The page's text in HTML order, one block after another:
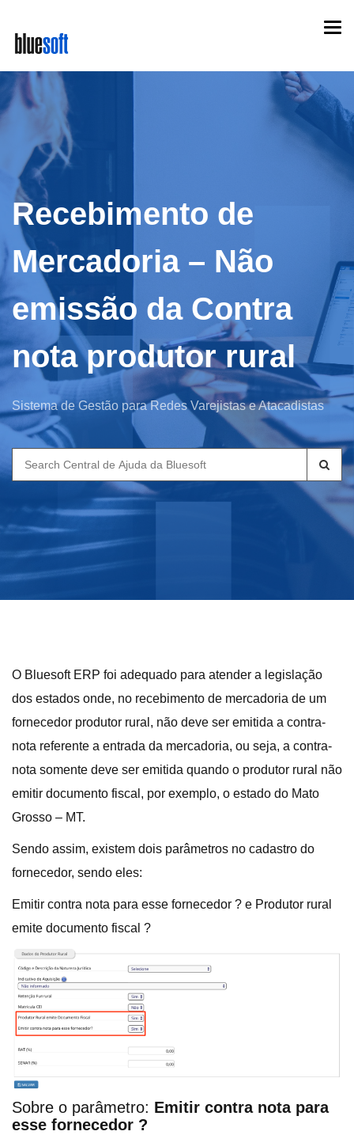
main
content
Recebimento de
Mercadoria – Não
emissão da Contra
nota produtor rural
Sistema de Gestão para Redes Varejistas e Atacadistas
Search
for:
O Bluesoft ERP foi adequado para atender a legislação
dos estados onde, no recebimento de mercadoria de um
fornecedor produtor rural, não deve ser emitida a contra-
nota referente a entrada da mercadoria, ou seja, a contra-
nota somente deve ser emitida quando o produtor rural não
emitir documento fiscal, por exemplo, o estado do Mato
Grosso – MT.
Sendo assim, existem dois parâmetros no cadastro do
fornecedor, sendo eles:
Emitir contra nota para esse fornecedor ? e Produtor rural
emite documento fiscal ?
Sobre o parâmetro: Emitir contra nota para
esse fornecedor ?